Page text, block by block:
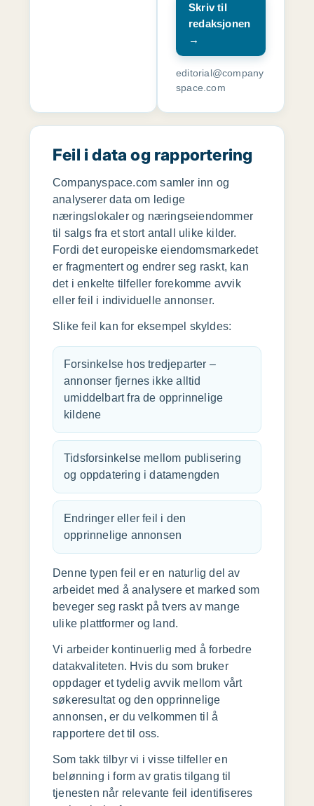
Skriv til
redaksjonen
→
editorial@company
space.com
Feil i data og rapportering
Companyspace.com samler inn og
analyserer data om ledige
næringslokaler og næringseiendommer
til salgs fra et stort antall ulike kilder.
Fordi det europeiske eiendomsmarkedet
er fragmentert og endrer seg raskt, kan
det i enkelte tilfeller forekomme avvik
eller feil i individuelle annonser.
Slike feil kan for eksempel skyldes:
Forsinkelse hos tredjeparter –
annonser fjernes ikke alltid
umiddelbart fra de opprinnelige
kildene
Tidsforsinkelse mellom publisering
og oppdatering i datamengden
Endringer eller feil i den
opprinnelige annonsen
Denne typen feil er en naturlig del av
arbeidet med å analysere et marked som
beveger seg raskt på tvers av mange
ulike plattformer og land.
Vi arbeider kontinuerlig med å forbedre
datakvaliteten. Hvis du som bruker
oppdager et tydelig avvik mellom vårt
søkeresultat og den opprinnelige
annonsen, er du velkommen til å
rapportere det til oss.
Som takk tilbyr vi i visse tilfeller en
belønning i form av gratis tilgang til
tjenesten når relevante feil identifiseres